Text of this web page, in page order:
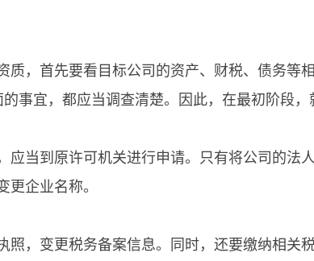
质，首先要看目标公司的资产、财税、债务等
事宜，都应当调查清楚。因此，在最初阶段，
应当到原许可机关进行申请。只有将公司的法
企业名称。
照，变更税务备案信息。同时，还要缴纳相关